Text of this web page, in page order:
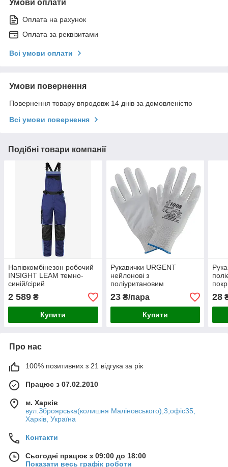
Умови оплати
Оплата на рахунок
Оплата за реквізитами
Всі умови оплати
Умови повернення
Повернення товару впродовж 14 днів за домовленістю
Всі умови повернення
Подібні товари компанії
Напівкомбінезон робочий
INSIGHT LEAM темно-
синій/сірий
2 589 ₴
Купити
Рукавички URGENT
нейлонові з
поліуритановим
покриттям
23₴/пара
Купити
28
Про нас
100% позитивних з 21 відгука за рік
Працює з 07.02.2010
м. Харків
вул.Зброярська(колишня Маліновського),3,офіс35,
Харків, Україна
Контакти
Сьогодні працює з 09:00 до 18:00
Показати весь графік роботи